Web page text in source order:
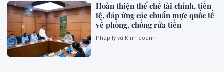
Hoàn thiện thể chế tài chính, tiền
tệ, đáp ứng các chuẩn mực quốc tế
về phòng, chống rửa tiền
Pháp lý và Kinh doanh